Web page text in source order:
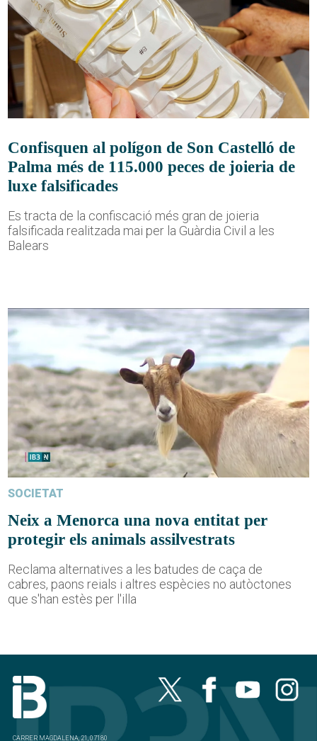
Confisquen al polígon de Son Castelló de
Palma més de 115.000 peces de joieria de
luxe falsificades
Es tracta de la confiscació més gran de joieria
falsificada realitzada mai per la Guàrdia Civil a les
Balears
SOCIETAT
Neix a Menorca una nova entitat per
protegir els animals assilvestrats
Reclama alternatives a les batudes de caça de
cabres, paons reials i altres espècies no autòctones
que s'han estès per l'illa
CARRER MAGDALENA, 21, 07180